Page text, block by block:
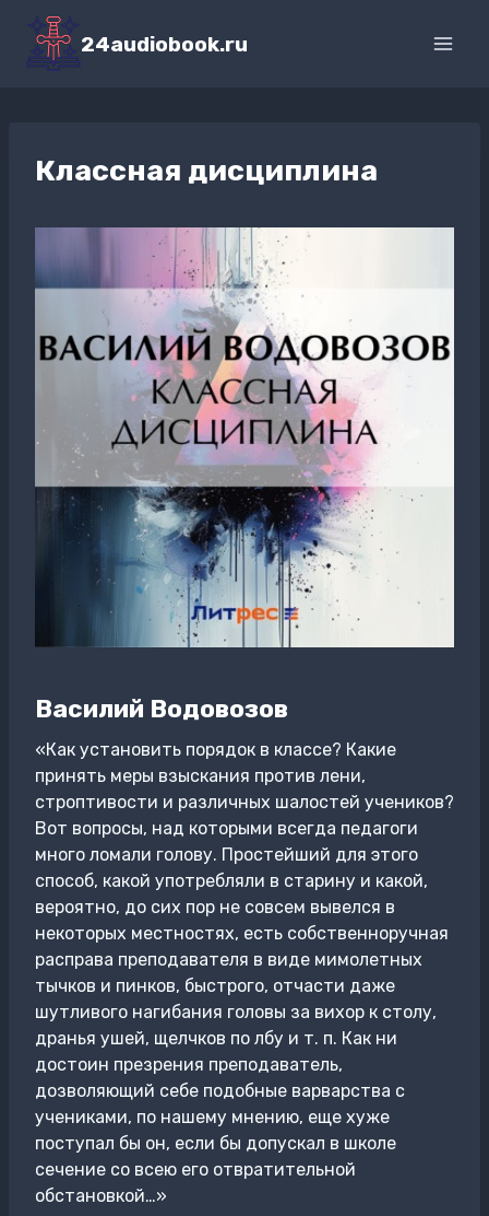
Перейти
содержимому
24audiobook.ru
Классная дисциплина
Василий Водовозов
«Как установить порядок в классе? Какие
принять меры взыскания против лени,
строптивости и различных шалостей учеников?
Вот вопросы, над которыми всегда педагоги
много ломали голову. Простейший для этого
способ, какой употребляли в старину и какой,
вероятно, до сих пор не совсем вывелся в
некоторых местностях, есть собственноручная
расправа преподавателя в виде мимолетных
тычков и пинков, быстрого, отчасти даже
шутливого нагибания головы за вихор к столу,
дранья ушей, щелчков по лбу и т. п. Как ни
достоин презрения преподаватель,
дозволяющий себе подобные варварства с
учениками, по нашему мнению, еще хуже
поступал бы он, если бы допускал в школе
сечение со всею его отвратительной
обстановкой…»